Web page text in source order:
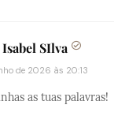
SIlva
de 2026 às 20:13
as tuas palavras!